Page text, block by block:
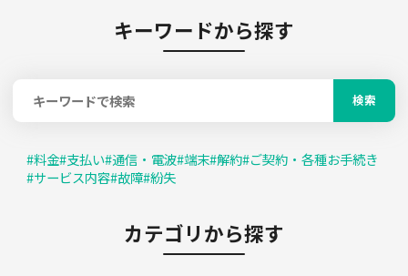
キーワードから探す
検索
#料金#支払い#通信・電波#端末#解約#ご契約・各種お手続き
#サービス内容#故障#紛失
カテゴリから探す